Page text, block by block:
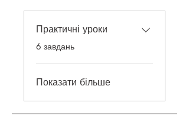
Практичні уроки
.
6 завдань
Показати більше